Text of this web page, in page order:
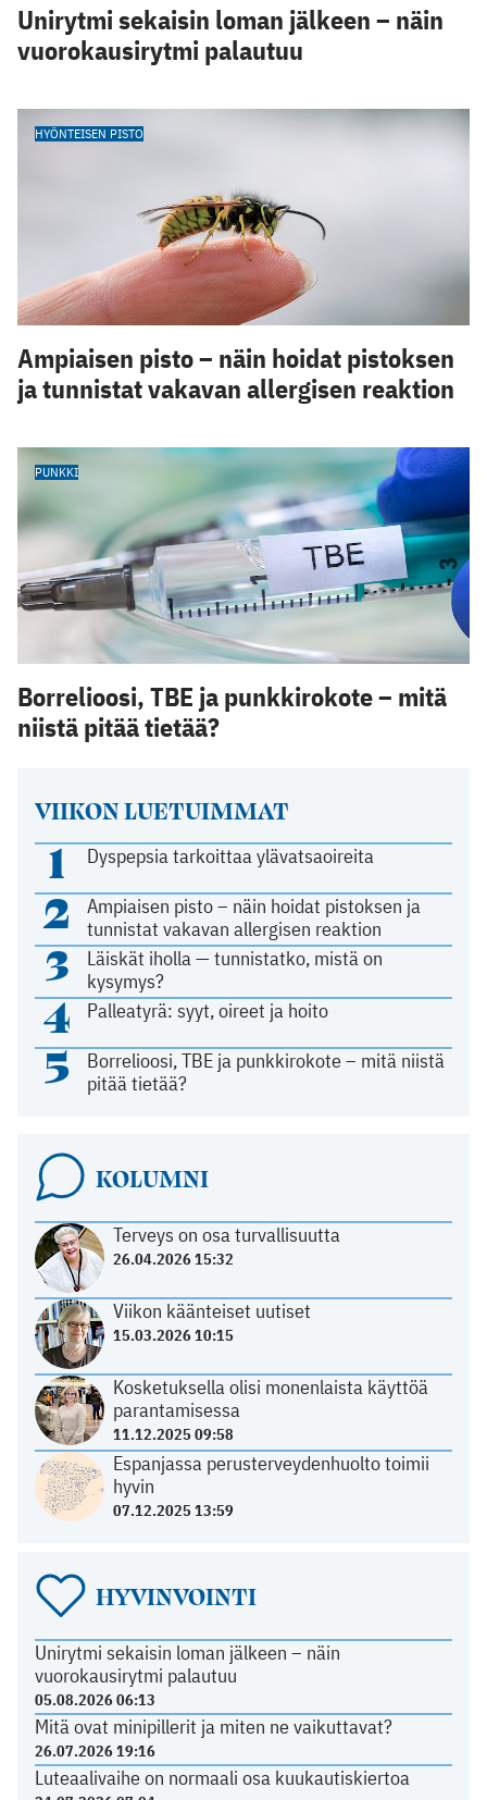
VIIKON LUETUIMMAT
1 Dyspepsia tarkoittaa ylävatsaoireita
2
Ampiaisen pisto – näin hoidat pistoksen ja
tunnistat vakavan allergisen reaktion
3
Läiskät iholla — tunnistatko, mistä on
kysymys?
4 Palleatyrä: syyt, oireet ja hoito
5
Borrelioosi, TBE ja punkkirokote – mitä niistä
pitää tietää?
KOLUMNI
Terveys on osa turvallisuutta
26.04.2026 15:32
Viikon käänteiset uutiset
15.03.2026 10:15
Kosketuksella olisi monenlaista käyttöä
parantamisessa
11.12.2025 09:58
Espanjassa perusterveydenhuolto toimii
hyvin
07.12.2025 13:59
HYVINVOINTI
Unirytmi sekaisin loman jälkeen – näin
vuorokausirytmi palautuu
05.08.2026 06:13
Mitä ovat minipillerit ja miten ne vaikuttavat?
26.07.2026 19:16
Luteaalivaihe on normaali osa kuukautiskiertoa
Unirytmi sekaisin loman jälkeen – näin
vuorokausirytmi palautuu
HYÖNTEISEN PISTO
Ampiaisen pisto – näin hoidat pistoksen
ja tunnistat vakavan allergisen reaktion
PUNKKI
Borrelioosi, TBE ja punkkirokote – mitä
niistä pitää tietää?